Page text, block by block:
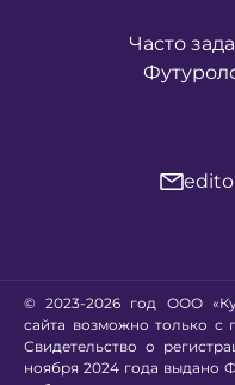
Часто
© 2023-2026 год ООО
сайта возможно только с
Свидетельство о
ноября 2024 года выдано